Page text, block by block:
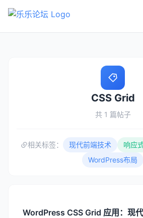
CSS Grid
共 1 篇帖子
相关标签： 现代前端技术 响应
WordPress布局
WordPress CSS Grid 应用：现